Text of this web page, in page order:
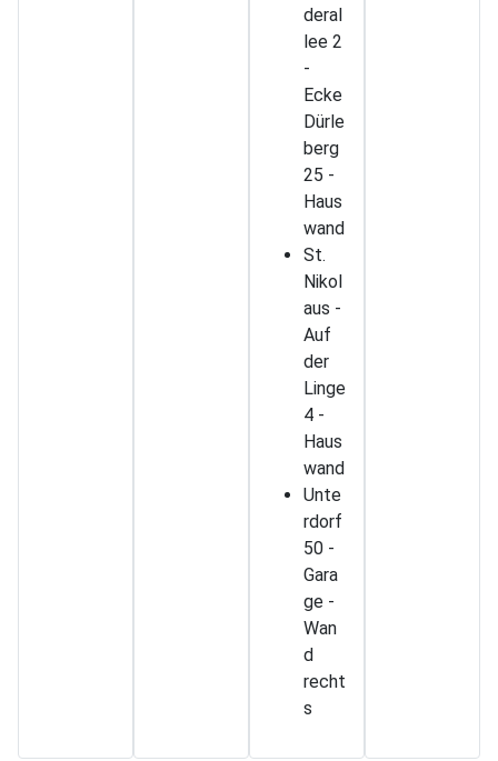
deral
lee 2
-
Ecke
Dürle
berg
25 -
Haus
wand
St.
Nikol
aus -
Auf
der
Linge
4 -
Haus
wand
Unte
rdorf
50 -
Gara
ge -
Wan
d
recht
s